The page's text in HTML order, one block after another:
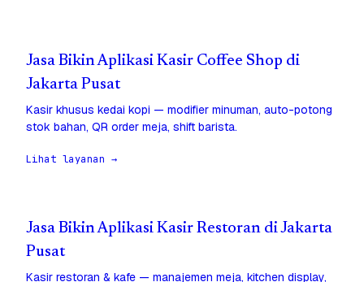
Jasa Bikin Aplikasi Kasir Coffee Shop di
Jakarta Pusat
Kasir khusus kedai kopi — modifier minuman, auto-potong
stok bahan, QR order meja, shift barista.
Lihat layanan →
Jasa Bikin Aplikasi Kasir Restoran di Jakarta
Pusat
Kasir restoran & kafe — manajemen meja, kitchen display,